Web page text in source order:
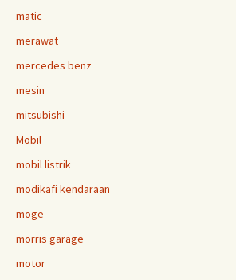
matic
merawat
mercedes benz
mesin
mitsubishi
Mobil
mobil listrik
modikafi kendaraan
moge
morris garage
motor